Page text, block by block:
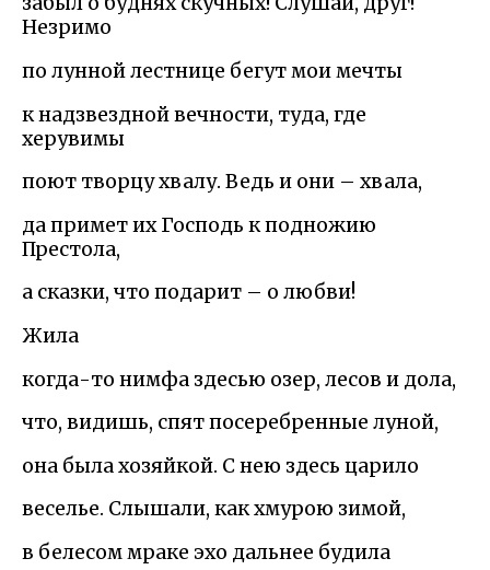
Незримо
по лунной лестнице бегут мои мечты
к надзвездной вечности, туда, где
херувимы
поют творцу хвалу. Ведь и они – хвала,
да примет их Господь к подножию
Престола,
а сказки, что подарит – о любви!
Жила
когда-то нимфа здесью озер, лесов и дола,
что, видишь, спят посеребренные луной,
она была хозяйкой. С нею здесь царило
веселье. Слышали, как хмурою зимой,
в белесом мраке эхо дальнее будила